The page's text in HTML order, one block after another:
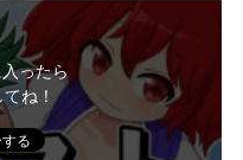
ったら
ね！